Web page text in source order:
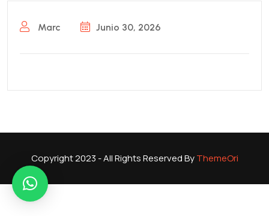
Marc Junio 30, 2026
Copyright 2023 - All Rights Reserved ByThemeOri